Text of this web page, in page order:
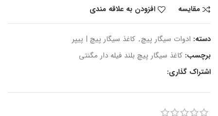
مقایسه
افزودن به علاقه مندی
دسته: ادوات سیگار پیچ, کاغذ سیگار پیچ | پیپر
برچسب: کاغذ سیگار پیچ بلند فیله دار مگنتی
اشتراک گذاری: